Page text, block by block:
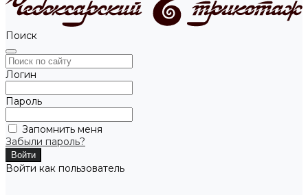
Поиск
Логин
Пароль
Запомнить меня
Забыли пароль?
Войти как пользователь